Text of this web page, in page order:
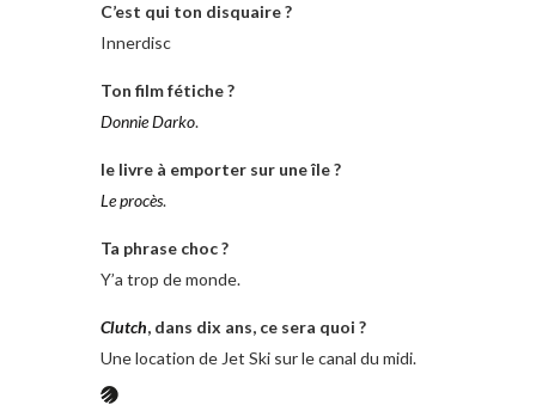
C’est qui ton disquaire ?
Innerdisc
Ton film fétiche ?
Donnie Darko.
le livre à emporter sur une île ?
Le procès.
Ta phrase choc ?
Y’a trop de monde.
Clutch, dans dix ans, ce sera quoi ?
Une location de Jet Ski sur le canal du midi.